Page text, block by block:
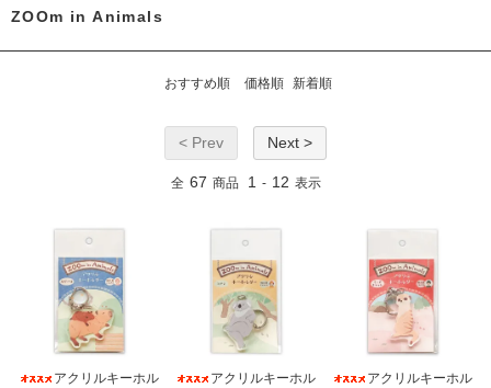
ZOOm in Animals
おすすめ順 価格順 新着順
< Prev Next >
全 67 商品 1 - 12 表示
アクリルキーホル
アクリルキーホル
アクリルキーホル